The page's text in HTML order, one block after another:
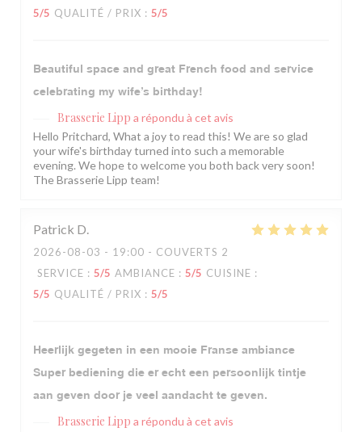
5/5 QUALITÉ / PRIX : 5/5
Beautiful space and great French food and service
celebrating my wife’s birthday!
Brasserie Lipp a répondu à cet avis
Hello Pritchard, What a joy to read this! We are so glad
your wife's birthday turned into such a memorable
evening. We hope to welcome you both back very soon!
The Brasserie Lipp team!
Patrick D
2026-08-03 - 19:00 - COUVERTS 2
SERVICE : 5/5 AMBIANCE : 5/5 CUISINE :
5/5 QUALITÉ / PRIX : 5/5
Heerlijk gegeten in een mooie Franse ambiance
Super bediening die er echt een persoonlijk tintje
aan geven door je veel aandacht te geven.
Brasserie Lipp a répondu à cet avis